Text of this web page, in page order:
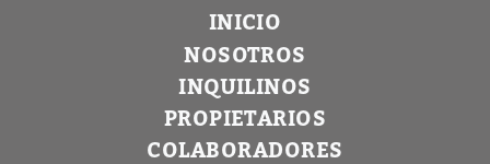
INICIO
NOSOTROS
INQUILINOS
PROPIETARIOS
COLABORADORES